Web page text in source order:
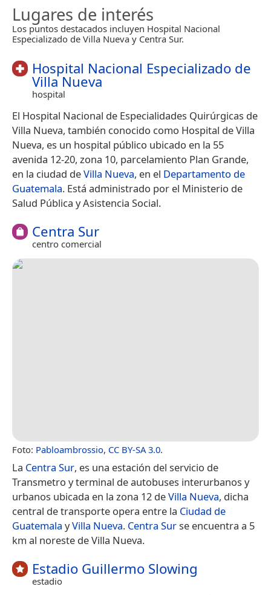
Lugares de interés
Los puntos destacados incluyen Hospital Nacional
Especializado de Villa Nueva y Centra Sur.
Hospital Nacional Especializado de
Villa Nueva
hospital
El Hospital Nacional de Especialidades Quirúrgicas de
Villa Nueva, también conocido como Hospital de Villa
Nueva, es un hospital público ubicado en la 55
avenida 12-20, zona 10, parcelamiento Plan Grande,
en la ciudad deVilla Nueva, en el Departamento de
Guatemala.​ Está administrado por el Ministerio de
Salud Pública y Asistencia Social.
Centra Sur
centro comercial
Foto: Pabloambrossio, CC BY-SA 3.0.
La Centra Sur, es una estación del servicio de
Transmetro y terminal de autobuses interurbanos y
urbanos ubicada en la zona 12 deVilla Nueva, dicha
central de transporte opera entre la Ciudad de
Guatemala yVilla Nueva. Centra Surse encuentra a 5
km al noreste de Villa Nueva.
Estadio Guillermo Slowing
estadio